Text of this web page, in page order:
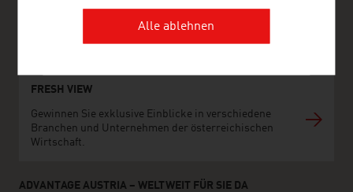
www.advantageaustria.org/my
FRESH VIEW
Gewinnen Sie exklusive Einblicke in verschiedene
Branchen und Unternehmen der österreichischen
Wirtschaft.
ADVANTAGE AUSTRIA – WELTWEIT FÜR SIE DA
Alle ablehnen